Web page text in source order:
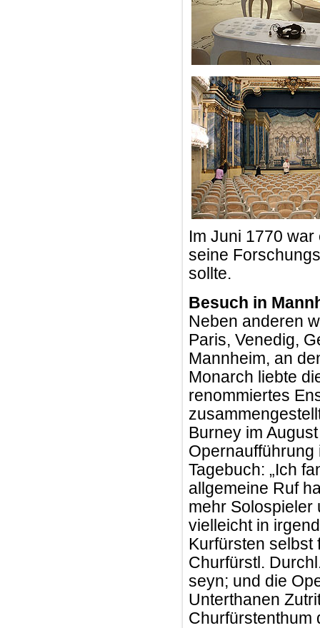
Im Juni 1770
seine
sollte.
Besuch in
Neben anderen
Paris, Venedig,
Mannheim, an
Monarch liebte
renommiertes
Burney im
Tagebuch: „Ich
allgemeine Ruf
mehr Solospieler
vielleicht in
Kurfürsten selbst
Churfürstl.
seyn; und die
Unterthanen
Churfürstenthum